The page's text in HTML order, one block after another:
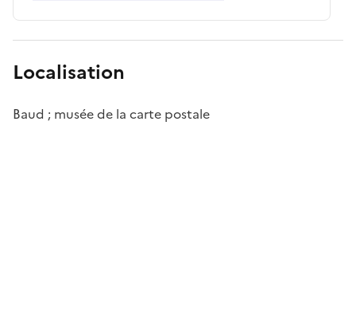
Localisation
Baud ; musée de la carte postale